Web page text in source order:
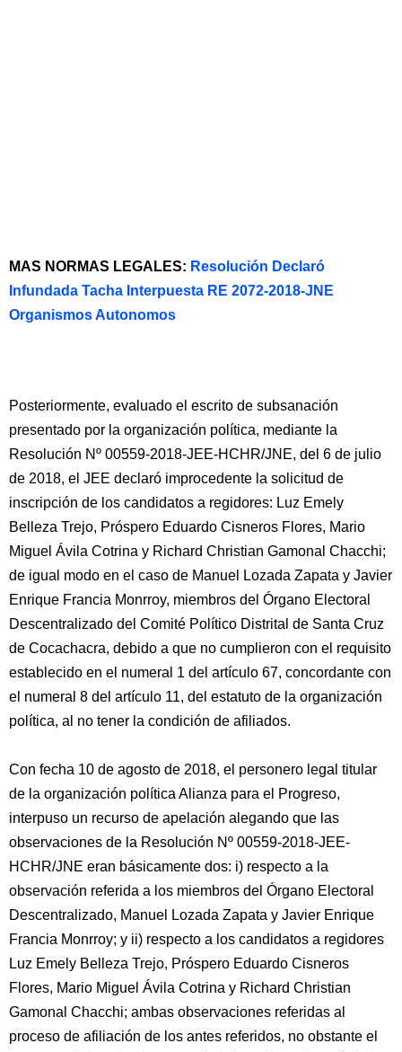
MAS NORMAS LEGALES: Resolución Declaró
Infundada Tacha Interpuesta RE 2072-2018-JNE
Organismos Autonomos
Posteriormente, evaluado el escrito de subsanación
presentado por la organización política, mediante la
Resolución Nº 00559-2018-JEE-HCHR/JNE, del 6 de julio
de 2018, el JEE declaró improcedente la solicitud de
inscripción de los candidatos a regidores: Luz Emely
Belleza Trejo, Próspero Eduardo Cisneros Flores, Mario
Miguel Ávila Cotrina y Richard Christian Gamonal Chacchi;
de igual modo en el caso de Manuel Lozada Zapata y Javier
Enrique Francia Monrroy, miembros del Órgano Electoral
Descentralizado del Comité Político Distrital de Santa Cruz
de Cocachacra, debido a que no cumplieron con el requisito
establecido en el numeral 1 del artículo 67, concordante con
el numeral 8 del artículo 11, del estatuto de la organización
política, al no tener la condición de afiliados.
Con fecha 10 de agosto de 2018, el personero legal titular
de la organización política Alianza para el Progreso,
interpuso un recurso de apelación alegando que las
observaciones de la Resolución Nº 00559-2018-JEE-
HCHR/JNE eran básicamente dos: i) respecto a la
observación referida a los miembros del Órgano Electoral
Descentralizado, Manuel Lozada Zapata y Javier Enrique
Francia Monrroy; y ii) respecto a los candidatos a regidores
Luz Emely Belleza Trejo, Próspero Eduardo Cisneros
Flores, Mario Miguel Ávila Cotrina y Richard Christian
Gamonal Chacchi; ambas observaciones referidas al
proceso de afiliación de los antes referidos, no obstante el